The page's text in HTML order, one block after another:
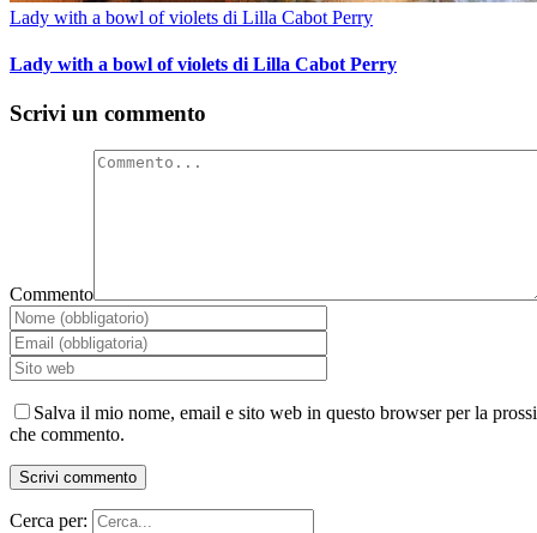
Lady with a bowl of violets di Lilla Cabot Perry
Lady with a bowl of violets di Lilla Cabot Perry
Scrivi un commento
Commento
Salva il mio nome, email e sito web in questo browser per la
che commento.
Cerca per: